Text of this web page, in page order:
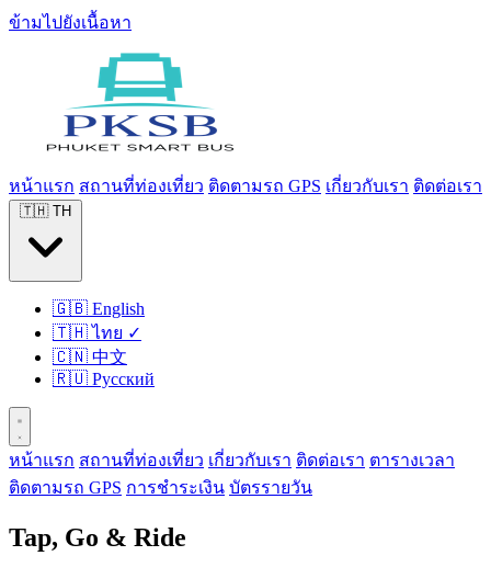
ข้ามไปยังเนื้อหา
หน้าแรก สถานที่ท่องเที่ยว ติดตามรถ GPS เกี่ยวกับเรา ติดต่อเรา
🇹🇭 TH
🇬🇧 English
🇹🇭 ไทย ✓
🇨🇳 中文
🇷🇺 Русский
หน้าแรก สถานที่ท่องเที่ยว เกี่ยวกับเรา ติดต่อเรา ตารางเวลา
ติดตามรถ GPS การชำระเงิน บัตรรายวัน
Tap, Go & Ride